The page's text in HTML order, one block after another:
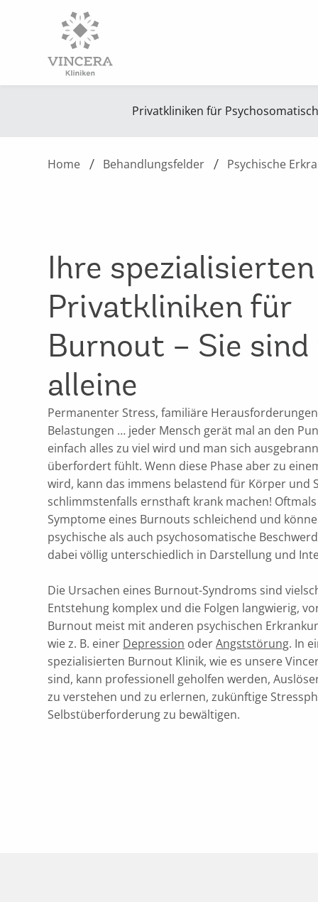
Privatkliniken für
Home Behandlungsfelder Psychische
Ihre spezialisierten
Privatkliniken für
Burnout – Sie
alleine
Permanenter Stress, familiäre
Belastungen … jeder Mensch gerät mal an den
einfach alles zu viel wird und man sich
überfordert fühlt. Wenn diese Phase aber zu
wird, kann das immens belastend für Körper und
schlimmstenfalls ernsthaft krank machen!
Symptome eines Burnouts schleichend und
psychische als auch psychosomatische
dabei völlig unterschiedlich in Darstellung und
Die Ursachen eines Burnout-Syndroms sind
Entstehung komplex und die Folgen langwierig,
Burnout meist mit anderen psychischen
wie z. B. einer Depression oderAngststörung. In
spezialisierten Burnout Klinik, wie es unsere
sind, kann professionell geholfen werden,
zu verstehen und zu erlernen, zukünftige
Selbstüberforderung zu bewältigen.